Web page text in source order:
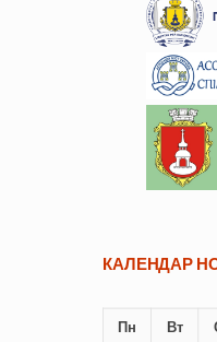
КАЛЕНДАР
Пн Вт